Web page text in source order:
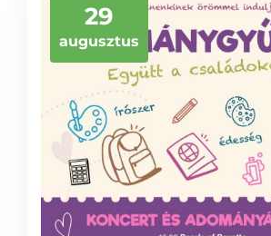
29
augusztus